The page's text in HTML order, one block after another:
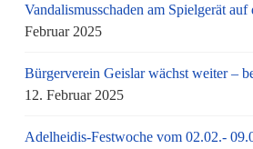
Vandalismusschaden am Spielgerät
Februar 2025
Bürgerverein Geislar wächst weiter –
12. Februar 2025
Adelheidis-Festwoche vom 02.02.-